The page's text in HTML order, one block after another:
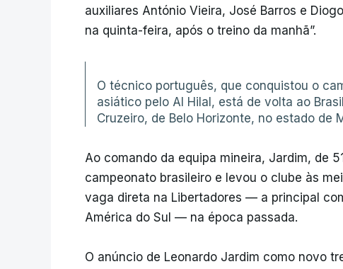
auxiliares António Vieira, José Barros e
na quinta-feira, após o treino da manhã”.
O técnico português, que conquistou o
asiático pelo Al Hilal, está de volta ao
Cruzeiro, de Belo Horizonte, no estado de
Ao comando da equipa mineira, Jardim, de
campeonato brasileiro e levou o clube às
vaga direta na Libertadores — a principal
América do Sul — na época passada.
O anúncio de Leonardo Jardim como novo